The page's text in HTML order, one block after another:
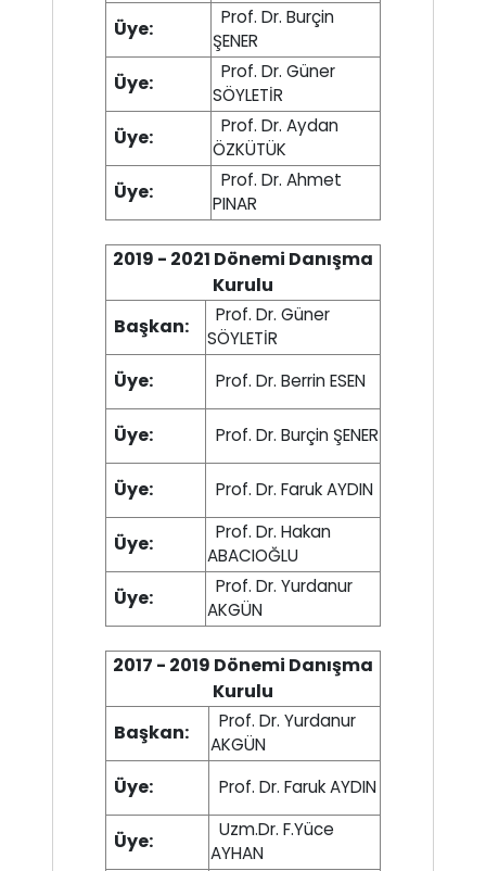
Üye:
Prof. Dr. Burçin
ŞENER
Üye:
Prof. Dr. Güner
SÖYLETİR
Üye:
Prof. Dr. Aydan
ÖZKÜTÜK
Üye:
Prof. Dr. Ahmet
PINAR
2019 - 2021 Dönemi Danışma
Kurulu
Başkan:
Prof. Dr. Güner
SÖYLETİR
Üye: Prof. Dr. Berrin ESEN
Üye: Prof. Dr. Burçin ŞENER
Üye: Prof. Dr. Faruk AYDIN
Üye:
Prof. Dr. Hakan
ABACIOĞLU
Üye:
Prof. Dr. Yurdanur
AKGÜN
2017 - 2019 Dönemi Danışma
Kurulu
Başkan:
Prof. Dr. Yurdanur
AKGÜN
Üye: Prof. Dr. Faruk AYDIN
Üye:
Uzm.Dr. F.Yüce
AYHAN